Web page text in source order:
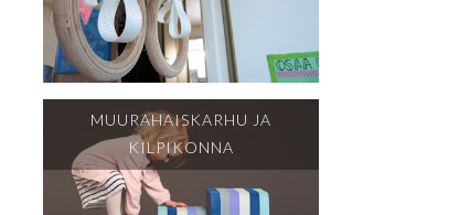
MUURAHAISKARHU JA
KILPIKONNA